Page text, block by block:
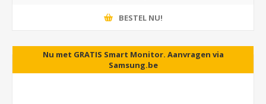
BESTEL NU!
5 jaar garantie als U in NL woont.
Nu met GRATIS Smart Monitor. Aanvragen via
Samsung.be